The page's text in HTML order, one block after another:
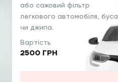
або сажовий фільтр
легкового автомобіля, буса
чи джипа.
Вартість
2500 ГРН